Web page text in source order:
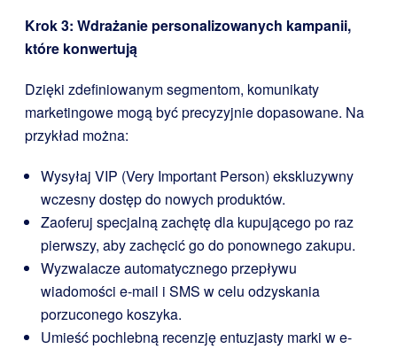
Krok 3: Wdrażanie personalizowanych kampanii,
które konwertują
Dzięki zdefiniowanym segmentom, komunikaty
marketingowe mogą być precyzyjnie dopasowane. Na
przykład można:
Wysyłaj VIP (Very Important Person) ekskluzywny
wczesny dostęp do nowych produktów.
Zaoferuj specjalną zachętę dla kupującego po raz
pierwszy, aby zachęcić go do ponownego zakupu.
Wyzwalacze automatycznego przepływu
wiadomości e-mail i SMS w celu odzyskania
porzuconego koszyka.
Umieść pochlebną recenzję entuzjasty marki w e-